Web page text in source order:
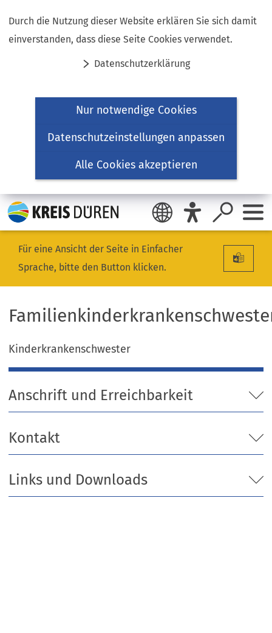
Durch die Nutzung dieser Website erklären Sie sich damit
einverstanden, dass diese Seite Cookies verwendet.
Datenschutzerklärung
Nur notwendige Cookies
Datenschutzeinstellungen anpassen
Alle Cookies akzeptieren
Inhalt anspringen
Für eine Ansicht der Seite in Einfacher
Sprache, bitte den Button klicken.
Kinderkrankenschwester
Anschrift und Erreichbarkeit
Kontakt
Links und Downloads